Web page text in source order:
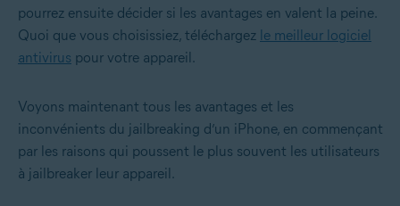
pourrez ensuite décider si les avantages en valent la peine.
Quoi que vous choisissiez, téléchargez le meilleur logiciel
antivirus pour votre appareil.
Voyons maintenant tous les avantages et les
inconvénients du jailbreaking d’un iPhone, en commençant
par les raisons qui poussent le plus souvent les utilisateurs
à jailbreaker leur appareil.